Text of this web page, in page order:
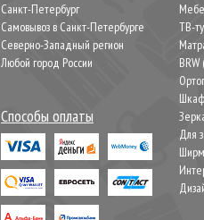
Санкт-Петербург
Самовывоз в Санкт-Петербурге
Северно-Западный регион
Любой город России
Способы оплаты
ТВ-
Для